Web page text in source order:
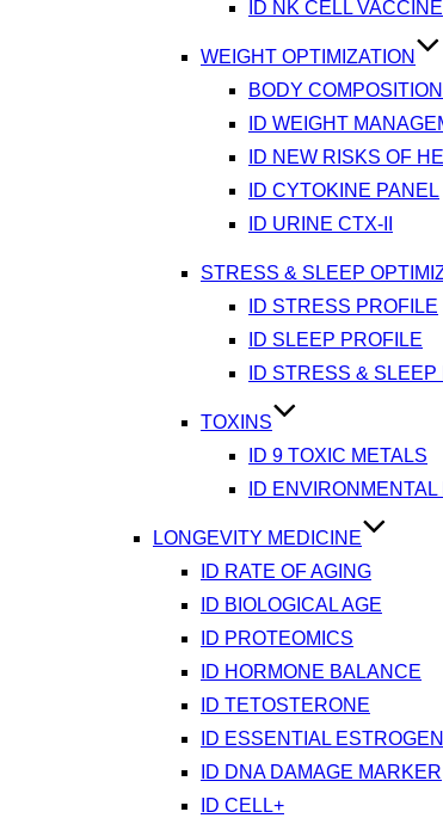
ID NK CELL VACCINE
WEIGHT OPTIMIZATION
BODY
ID WEIGHT
ID NEW RISKS OF
ID CYTOKINE PANEL
ID URINE CTX-II
STRESS & SLEEP
ID STRESS PROFILE
ID SLEEP PROFILE
ID STRESS & SLEEP
TOXINS
ID 9 TOXIC METALS
ID
LONGEVITY MEDICINE
ID RATE OF AGING
ID BIOLOGICAL AGE
ID PROTEOMICS
ID HORMONE BALANCE
ID TETOSTERONE
ID ESSENTIAL
ID DNA DAMAGE MARKER
ID CELL+